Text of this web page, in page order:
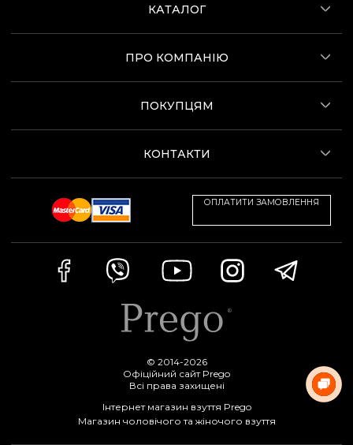
КАТАЛОГ
ПРО КОМПАНІЮ
ПОКУПЦЯМ
КОНТАКТИ
ОПЛАТИТИ ЗАМОВЛЕННЯ
© 2014-2026
Офіційний сайт Prego
Всі права захищені
Інтернет магазин взуття Prego
Магазин чоловічого та жіночого взуття